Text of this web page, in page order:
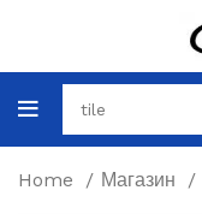
Home Магазин